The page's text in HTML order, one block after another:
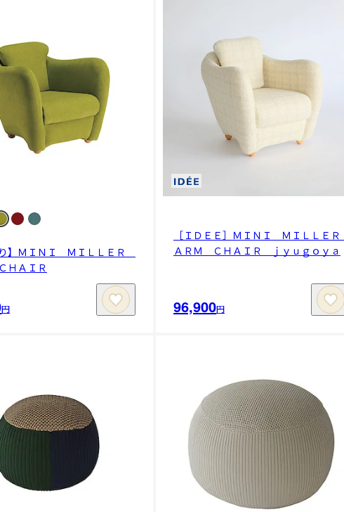
り】ＭＩＮＩ ＭＩＬＬＥＲ
ＨＡＩＲ
円
［ＩＤＥＥ］ＭＩＮＩ ＭＩＬＬＥＲ
ＡＲＭ ＣＨＡＩＲ ｊｙｕｇｏｙａ
96,900円